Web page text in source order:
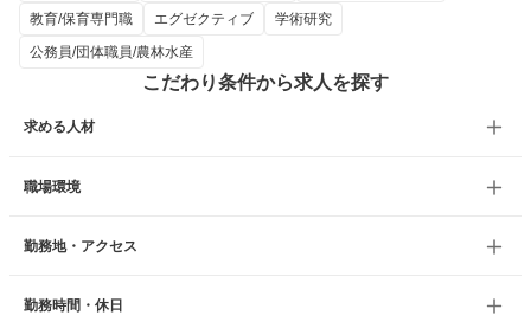
教育/保育専門職
エグゼクティブ
学術研究
公務員/団体職員/農林水産
こだわり条件から求人を探す
求める人材
職場環境
勤務地・アクセス
勤務時間・休日